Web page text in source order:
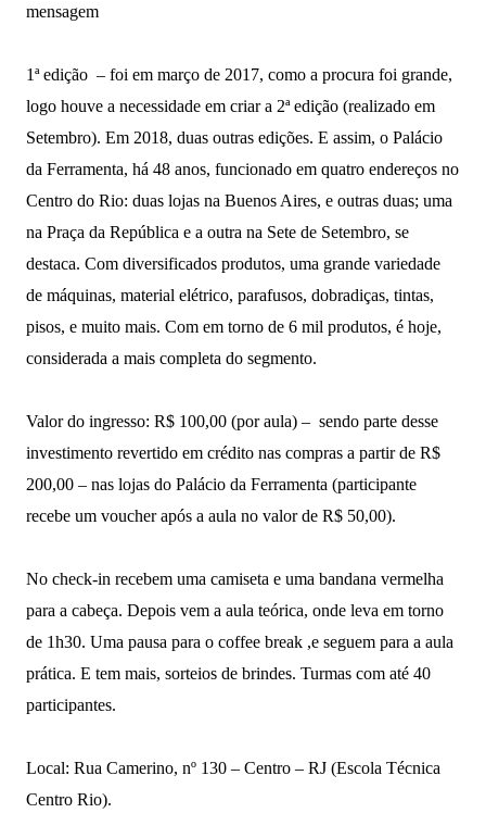
mensagem
1ª edição – foi em março de 2017, como a procura foi grande,
logo houve a necessidade em criar a 2ª edição (realizado em
Setembro). Em 2018, duas outras edições. E assim, o Palácio
da Ferramenta, há 48 anos, funcionado em quatro endereços no
Centro do Rio: duas lojas na Buenos Aires, e outras duas; uma
na Praça da República e a outra na Sete de Setembro, se
destaca. Com diversificados produtos, uma grande variedade
de máquinas, material elétrico, parafusos, dobradiças, tintas,
pisos, e muito mais. Com em torno de 6 mil produtos, é hoje,
considerada a mais completa do segmento.
Valor do ingresso: R$ 100,00 (por aula) – sendo parte desse
investimento revertido em crédito nas compras a partir de R$
200,00 – nas lojas do Palácio da Ferramenta (participante
recebe um voucher após a aula no valor de R$ 50,00).
No check-in recebem uma camiseta e uma bandana vermelha
para a cabeça. Depois vem a aula teórica, onde leva em torno
de 1h30. Uma pausa para o coffee break ,e seguem para a aula
prática. E tem mais, sorteios de brindes. Turmas com até 40
participantes.
Local: Rua Camerino, nº 130 – Centro – RJ (Escola Técnica
Centro Rio).